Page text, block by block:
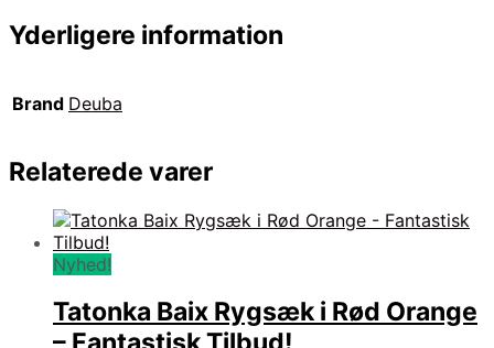
Yderligere information
Brand Deuba
Relaterede varer
Nyhed!
Tatonka Baix Rygsæk i Rød Orange